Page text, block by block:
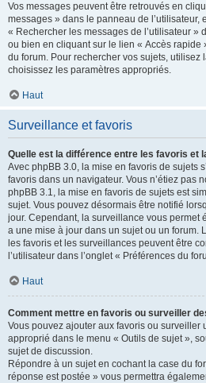
Vos messages peuvent être retrouvés en
messages » dans le panneau de l’utilisateur,
« Rechercher les messages de l’utilisateur »
ou bien en cliquant sur le lien « Accès rapide
du forum. Pour rechercher vos sujets,
choisissez les paramètres appropriés.
Haut
Surveillance et favoris
Quelle est la différence entre les favoris et
Avec phpBB 3.0, la mise en favoris de sujets
favoris dans un navigateur. Vous n’étiez pas
phpBB 3.1, la mise en favoris de sujets est
sujet. Vous pouvez désormais être notifié
jour. Cependant, la surveillance vous permet
a une mise à jour dans un sujet ou un forum.
les favoris et les surveillances peuvent être
l’utilisateur dans l’onglet « Préférences du
Haut
Comment mettre en favoris ou surveiller
Vous pouvez ajouter aux favoris ou surveiller
approprié dans le menu « Outils de sujet »,
sujet de discussion.
Répondre à un sujet en cochant la case du
réponse est postée » vous permettra